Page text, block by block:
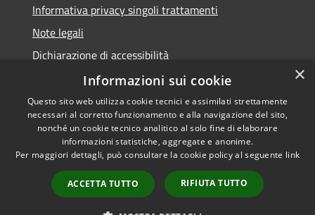
Informativa privacy singoli trattamenti
Note legali
Dichiarazione di accessibilità
Obiettivi di accessibilità
RSS
Accessibilità
Copyright © 2026 • Comune di
Powered byMunicipium
Accesso redazione
×
Informazioni sui cookie
Questo sito web utilizza cookie tecnici e assimilati strettamente
necessari al corretto funzionamento e alla navigazione del sito,
nonché un cookie tecnico analitico al solo fine di elaborare
informazioni statistiche, aggregate e anonime.
Per maggiori dettagli, può consultare la cookie policy al seguente link
ACCETTA TUTTO RIFIUTA TUTTO